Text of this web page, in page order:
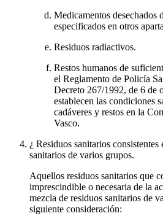
Medicamentos desechados
especificados en otros
Residuos radiactivos.
Restos humanos de
el Reglamento de Policía
Decreto 267/1992, de 6 de
establecen las condiciones
cadáveres y restos en la
Vasco.
¿ Residuos sanitarios consistentes
sanitarios de varios grupos.
Aquellos residuos sanitarios que
imprescindible o necesaria de la
mezcla de residuos sanitarios de
siguiente consideración: